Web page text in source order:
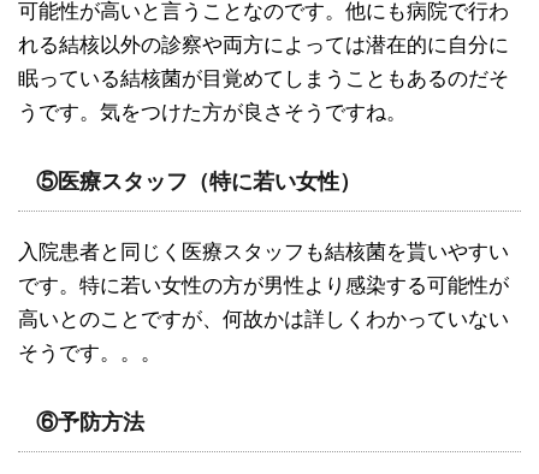
可能性が高いと言うことなのです。他にも病院で行わ
れる結核以外の診察や両方によっては潜在的に自分に
眠っている結核菌が目覚めてしまうこともあるのだそ
うです。気をつけた方が良さそうですね。
⑤医療スタッフ（特に若い女性）
入院患者と同じく医療スタッフも結核菌を貰いやすい
です。特に若い女性の方が男性より感染する可能性が
高いとのことですが、何故かは詳しくわかっていない
そうです。。。
⑥予防方法